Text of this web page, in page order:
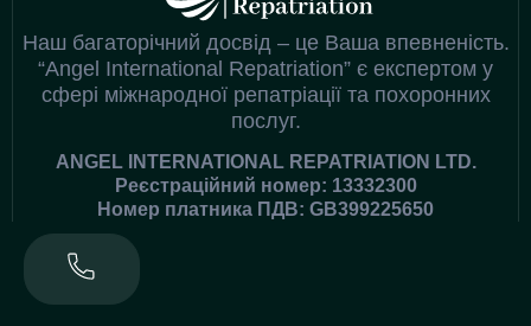
Наш багаторічний досвід – це Ваша впевненість.
“Angel International Repatriation” є експертом у
сфері міжнародної репатріації та похоронних
послуг.
ANGEL INTERNATIONAL REPATRIATION LTD.
Реєстраційний номер: 13332300
Номер платника ПДВ: GB399225650